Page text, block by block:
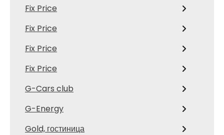
Fix Price
Fix Price
Fix Price
Fix Price
G-Cars club
G-Energy
Gold, гостиница